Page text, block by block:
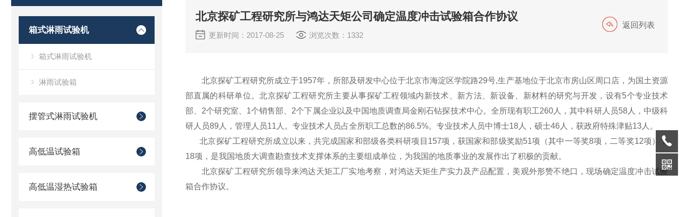
箱式淋雨试验机
箱式淋雨试验机
淋雨试验箱
摆管式淋雨试验机
高低温试验箱
高低温湿热试验箱
北京探矿工程研究所与鸿达天矩公司确定温度冲击试验箱合作协议
更新时间：2017-08-25 浏览次数：1332
返回列表
北京探矿工程研究所成立于1957年，所部及研发中心位于北京市海淀区学院路29号,生产基地位于北京市房山区周口店，为国土资源
部直属的科研单位。北京探矿工程研究所主要从事探矿工程领域内新技术、新方法、新设备、新材料的研究与开发，设有5个专业技术
部、2个研究室、1个销售部、2个下属企业以及中国地质调查局金刚石钻探技术中心。全所现有职工260人，其中科研人员58人，中级科
研人员89人，管理人员11人。专业技术人员占全所职工总数的86.5%。专业技术人员中博士18人，硕士46人，获政府特殊津贴13人。
北京探矿工程研究所成立以来，共完成国家和部级各类科研项目157项，获国家和部级奖励51项（其中一等奖8项，二等奖12项），
18项，是我国地质大调查勘查技术支撑体系的主要组成单位，为我国的地质事业的发展作出了积极的贡献。
北京探矿工程研究所领导来鸿达天矩工厂实地考察，对鸿达天矩生产实力及产品配置，美观外形赞不绝口，现场确定温度冲击试验
箱合作协议。